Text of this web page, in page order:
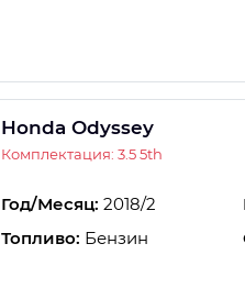
Honda Odyssey
Комплектация: 3.5 5th
Год/Месяц: 2018/2
Топливо: Бензин